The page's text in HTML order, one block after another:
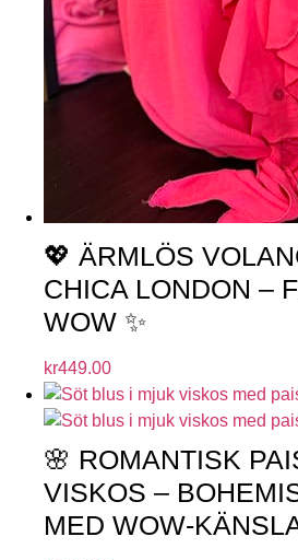
💖 ÄRMLÖS
CHICA LONDON –
WOW ✨
kr449.00
🌸 ROMANTISK
VISKOS –
MED WOW-